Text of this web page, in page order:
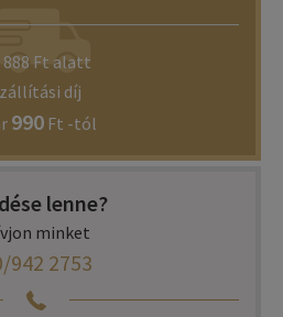
888 Ft alatt
díj
990Ft -tól
lenne?
minket
942 2753